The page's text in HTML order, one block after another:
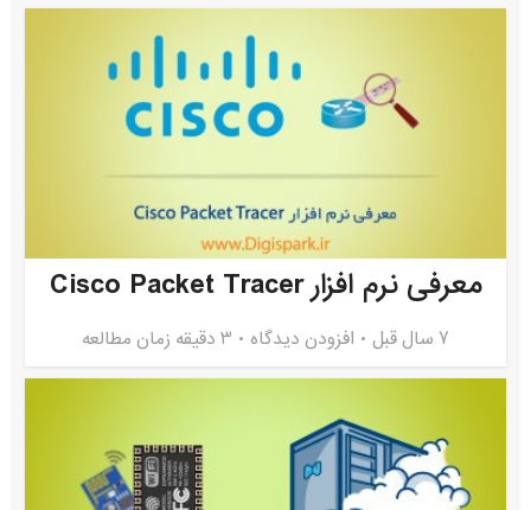
معرفی نرم افزار Cisco Packet Tracer
7 سال قبل افزودن دیدگاه 3 دقیقه زمان مطالعه